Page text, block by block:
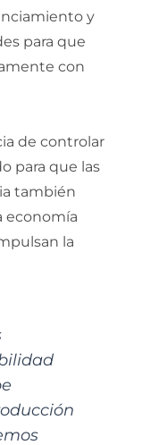
y
para que
con
de controlar
para que las
también
economía
la